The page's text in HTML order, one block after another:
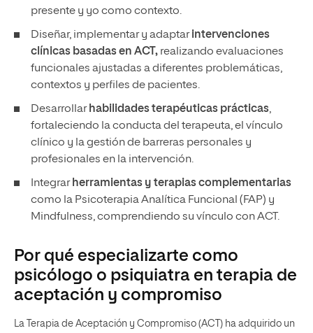
presente y yo como contexto.
Diseñar, implementar y adaptarintervenciones
clínicas basadas en ACT, realizando evaluaciones
funcionales ajustadas a diferentes problemáticas,
contextos y perfiles de pacientes.
Desarrollarhabilidades terapéuticas prácticas,
fortaleciendo la conducta del terapeuta, el vínculo
clínico y la gestión de barreras personales y
profesionales en la intervención.
Integrar herramientas y terapias complementarias
como la Psicoterapia Analítica Funcional (FAP) y
Mindfulness, comprendiendo su vínculo con ACT.
Por qué especializarte como
psicólogo o psiquiatra en terapia de
aceptación y compromiso
La Terapia de Aceptación y Compromiso (ACT) ha adquirido un